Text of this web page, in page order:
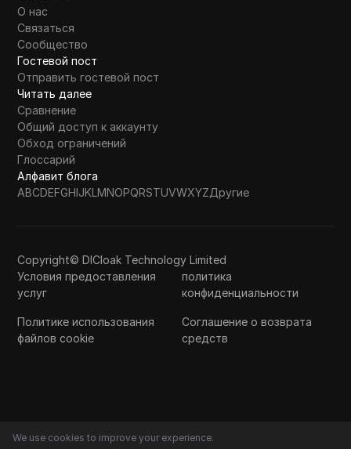
О нас
Связаться
Сообщество
Гостевой пост
Отправить гостевой пост
Читать далее
Сравнение
Общий доступ к аккаунту
Обход ограничений
Глоссарий
Алфавит блога
ABCDEFGHIJKLMNOPQRSTUVWXYZДругие
Copyright© DICloak Technology Limited
Условия предоставления
услуг
политика
конфиденциальности
Политике использования
файлов cookie
Соглашение о возврата
средств
We use cookies to improve your experience.